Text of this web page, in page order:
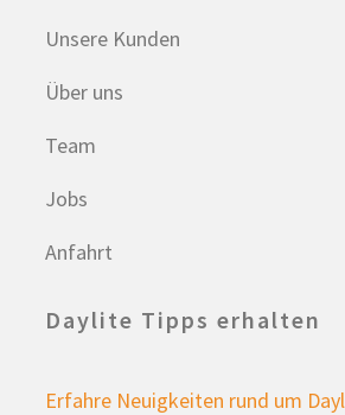
Unsere Kunden
Über uns
Team
Jobs
Anfahrt
Daylite Tipps erhalten
Erfahre Neuigkeiten rund um